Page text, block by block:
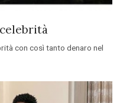
con così tanto denaro nel